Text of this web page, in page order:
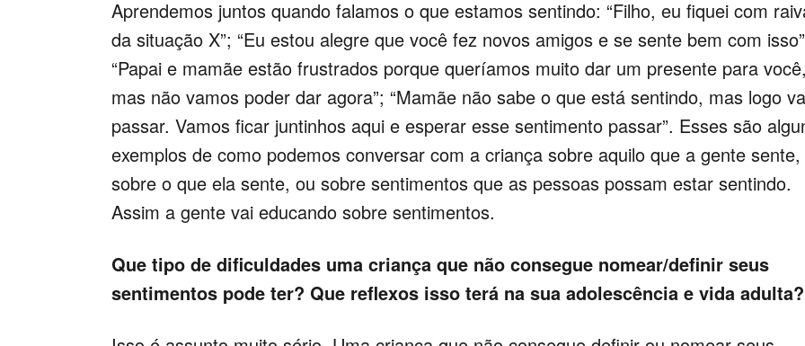
Aprendemos juntos quando falamos o que estamos sentindo: “Filho, eu fiquei com
da situação X”; “Eu estou alegre que você fez novos amigos e se sente bem com
“Papai e mamãe estão frustrados porque queríamos muito dar um presente para
mas não vamos poder dar agora”; “Mamãe não sabe o que está sentindo, mas logo
passar. Vamos ficar juntinhos aqui e esperar esse sentimento passar”. Esses são
exemplos de como podemos conversar com a criança sobre aquilo que a gente sente,
sobre o que ela sente, ou sobre sentimentos que as pessoas possam estar sentindo.
Assim a gente vai educando sobre sentimentos.
Que tipo de dificuldades uma criança que não consegue nomear/definir seus
sentimentos pode ter? Que reflexos isso terá na sua adolescência e vida adulta?